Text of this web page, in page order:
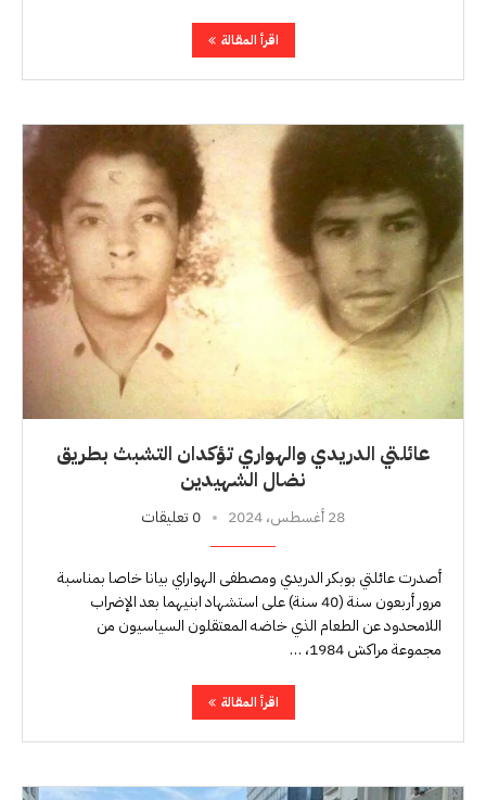
اقرأ المقالة
عائلتي الدريدي والهواري تؤكدان التشبث بطريق
نضال الشهيدين
28 أغسطس، 2024 0 تعليقات
أصدرت عائلتي بوبكر الدريدي ومصطفى الهواراي بيانا خاصا بمناسبة
مرور أربعون سنة (40 سنة) على استشهاد ابنيهما بعد الإضراب
اللامحدود عن الطعام الذي خاضه المعتقلون السياسيون من
مجموعة مراكش 1984، …
اقرأ المقالة